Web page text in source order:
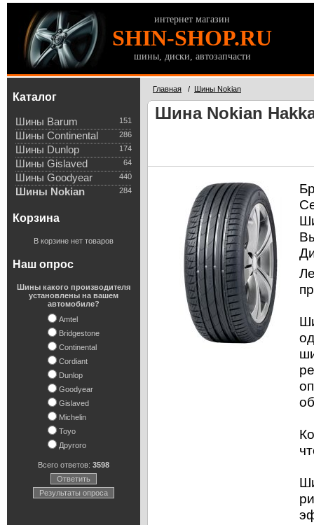
интернет магазин
SHIN-SHOP.RU
шины, диски, автозапчасти
Каталог
151
Шины Barum
286
Шины Continental
174
Шины Dunlop
64
Шины Gislaved
440
Шины Goodyear
284
Шины Nokian
Корзина
В корзине нет товаров
Наш опрос
Шины какого производителя
установлены на вашем
автомобиле?
Amtel
Bridgestone
Continental
Cordiant
Dunlop
Goodyear
Gislaved
Michelin
Toyo
Другого
Всего ответов: 3598
Ответить
Результаты опроса
Главная / Шины Nokian
Шина Nokian